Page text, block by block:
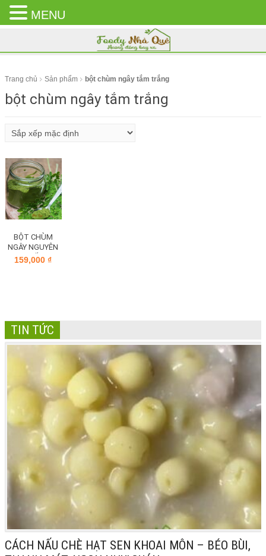
CLOSE
MENU
Trang chủ Sản phẩm bột chùm ngây tắm trắng
bột chùm ngây tắm trắng
BỘT CHÙM
NGÂY NGUYÊN
CHẤT
159,000₫
TIN TỨC
CÁCH NẤU CHÈ HẠT SEN KHOAI MÔN – BÉO BÙI,
MENU